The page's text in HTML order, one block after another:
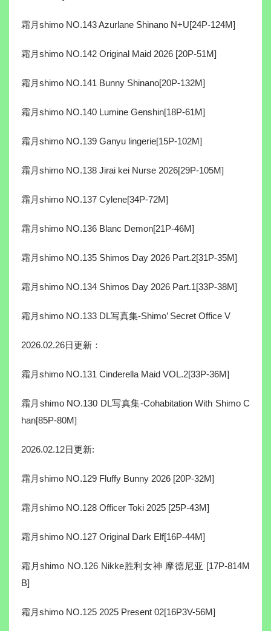
霜月shimo NO.143 Azurlane Shinano N+U[24P-124M]
霜月shimo NO.142 Original Maid 2026 [20P-51M]
霜月shimo NO.141 Bunny Shinano[20P-132M]
霜月shimo NO.140 Lumine Genshin[18P-61M]
霜月shimo NO.139 Ganyu lingerie[15P-102M]
霜月shimo NO.138 Jirai kei Nurse 2026[29P-105M]
霜月shimo NO.137 Cylene[34P-72M]
霜月shimo NO.136 Blanc Demon[21P-46M]
霜月shimo NO.135 Shimos Day 2026 Part.2[31P-35M]
霜月shimo NO.134 Shimos Day 2026 Part.1[33P-38M]
霜月shimo NO.133 DL写真集-Shimo’ Secret Office V
2026.02.26日更新：
霜月shimo NO.131 Cinderella Maid VOL.2[33P-36M]
霜月shimo NO.130 DL写真集-Cohabitation With Shimo C
han[85P-80M]
2026.02.12日更新:
霜月shimo NO.129 Fluffy Bunny 2026 [20P-32M]
霜月shimo NO.128 Officer Toki 2025 [25P-43M]
霜月shimo NO.127 Original Dark Elf[16P-44M]
霜月shimo NO.126 Nikke胜利女神 摩德尼亚 [17P-814M
B]
霜月shimo NO.125 2025 Present 02[16P3V-56M]